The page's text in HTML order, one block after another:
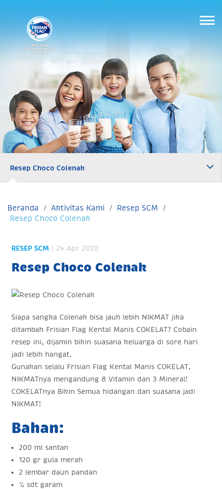
BUILDING
STRONG FAMILIES
SINCE 1871
Resep Choco Colenak
Beranda Aktivitas Kami
Resep SCM
Resep Choco Colenak
RESEP SCM | 24 Apr 2020
Resep Choco Colenak
Siapa sangka Colenak bisa jauh lebih NIKMAT jika
ditambah Frisian Flag Kental Manis COKELAT? Cobain
resep ini, dijamin bikin suasana keluarga di sore hari
jadi lebih hangat.
Gunakan selalu Frisian Flag Kental Manis COKELAT,
NIKMATnya mengandung 8 Vitamin dan 3 Mineral!
COKELATnya Bikin Semua hidangan dan suasana jadi
NIKMAT!
Bahan:
200 ml santan
120 gr gula merah
2 lembar daun pandan
½ sdt garam